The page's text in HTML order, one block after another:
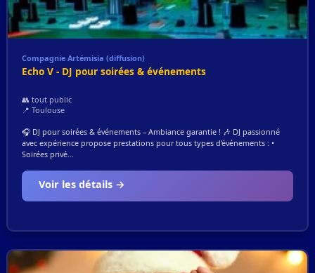
Compagnie Artémisia (diffusion)
Echo V - DJ pour soirées & événements
👥 tout public
📍 Toulouse
🎧 DJ pour soirées & événements – Ambiance garantie ! 🎶 DJ passionné
avec expérience propose prestations pour tous types d’événements : •
Soirées privé...
Voir les détails →